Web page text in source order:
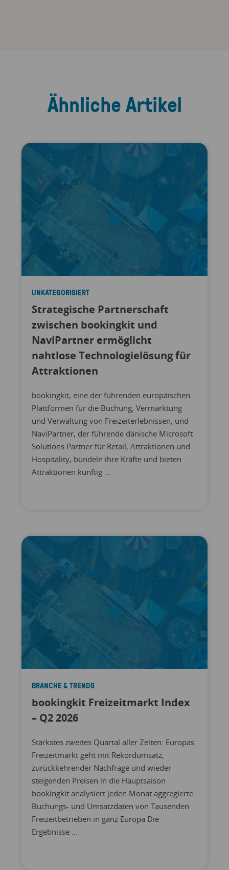
Ähnliche Artikel
UNKATEGORISIERT
Strategische Partnerschaft
zwischen bookingkit und
NaviPartner ermöglicht
nahtlose Technologielösung für
Attraktionen
bookingkit, eine der führenden europäischen
Plattformen für die Buchung, Vermarktung
und Verwaltung von Freizeiterlebnissen, und
NaviPartner, der führende dänische Microsoft
Solutions Partner für Retail, Attraktionen und
Hospitality, bündeln ihre Kräfte und bieten
Attraktionen künftig ...
BRANCHE & TRENDS
bookingkit Freizeitmarkt Index
– Q2 2026
Stärkstes zweites Quartal aller Zeiten: Europas
Freizeitmarkt geht mit Rekordumsatz,
zurückkehrender Nachfrage und wieder
steigenden Preisen in die Hauptsaison
bookingkit analysiert jeden Monat aggregierte
Buchungs- und Umsatzdaten von Tausenden
Freizeitbetrieben in ganz Europa Die
Ergebnisse ...